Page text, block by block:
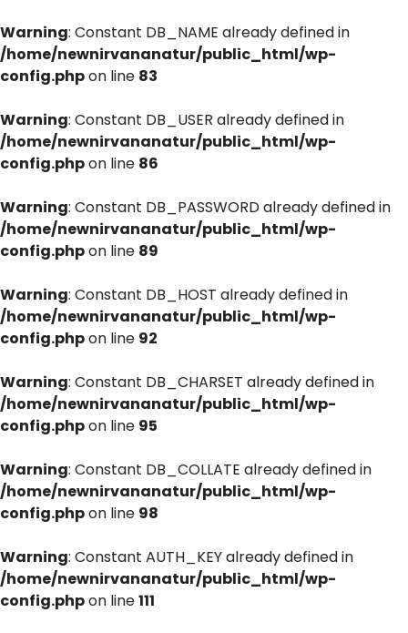
Warning: Constant DB_NAME already defined in
/home/newnirvananatur/public_html/wp-
config.phpon line 83
Warning: Constant DB_USER already defined in
/home/newnirvananatur/public_html/wp-
config.phpon line 86
Warning: Constant DB_PASSWORD already defined in
/home/newnirvananatur/public_html/wp-
config.phpon line 89
Warning: Constant DB_HOST already defined in
/home/newnirvananatur/public_html/wp-
config.phpon line 92
Warning: Constant DB_CHARSET already defined in
/home/newnirvananatur/public_html/wp-
config.phpon line 95
Warning: Constant DB_COLLATE already defined in
/home/newnirvananatur/public_html/wp-
config.phpon line 98
Warning: Constant AUTH_KEY already defined in
/home/newnirvananatur/public_html/wp-
config.phpon line111